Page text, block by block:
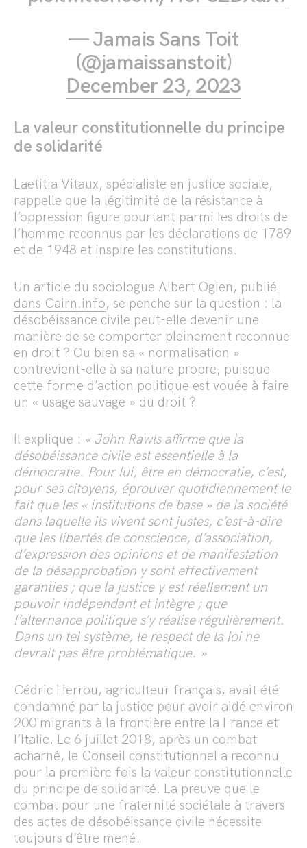
— Jamais Sans Toit
(@jamaissanstoit)
December 23, 2023
La valeur constitutionnelle du principe
de solidarité
Laetitia Vitaux, spécialiste en justice sociale,
rappelle que la légitimité de la résistance à
l’oppression figure pourtant parmi les droits de
l’homme reconnus par les déclarations de 1789
et de 1948 et inspire les constitutions.
Un article du sociologue Albert Ogien, publié
dans Cairn.info, se penche sur la question : la
désobéissance civile peut-elle devenir une
manière de se comporter pleinement reconnue
en droit ? Ou bien sa « normalisation »
contrevient-elle à sa nature propre, puisque
cette forme d’action politique est vouée à faire
un « usage sauvage » du droit ?
Il explique : « John Rawls affirme que la
désobéissance civile est essentielle à la
démocratie. Pour lui, être en démocratie, c’est,
pour ses citoyens, éprouver quotidiennement le
fait que les « institutions de base » de la société
dans laquelle ils vivent sont justes, c’est-à-dire
que les libertés de conscience, d’association,
d’expression des opinions et de manifestation
de la désapprobation y sont effectivement
garanties ; que la justice y est réellement un
pouvoir indépendant et intègre ; que
l’alternance politique s’y réalise régulièrement.
Dans un tel système, le respect de la loi ne
devrait pas être problématique. »
Cédric Herrou, agriculteur français, avait été
condamné par la justice pour avoir aidé environ
200 migrants à la frontière entre la France et
l’Italie. Le 6 juillet 2018, après un combat
acharné, le Conseil constitutionnel a reconnu
pour la première fois la valeur constitutionnelle
du principe de solidarité. La preuve que le
combat pour une fraternité sociétale à travers
des actes de désobéissance civile nécessite
toujours d’être mené.